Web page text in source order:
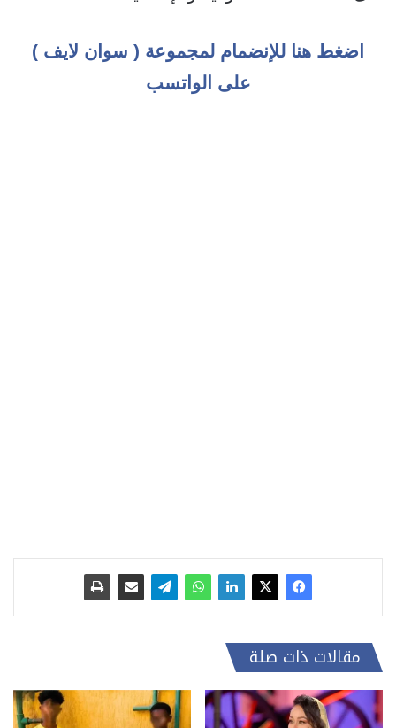
اضغط هنا للإنضمام لمجموعة ( سوان لايف )
على الواتسب
مقالات ذات صلة